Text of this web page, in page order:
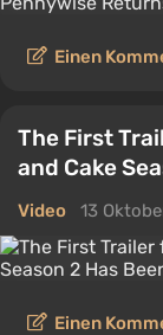
Einen
The First
and Cake
Video 13
Einen